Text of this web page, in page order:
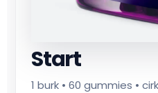
Start
1 burk • 60 gummies •